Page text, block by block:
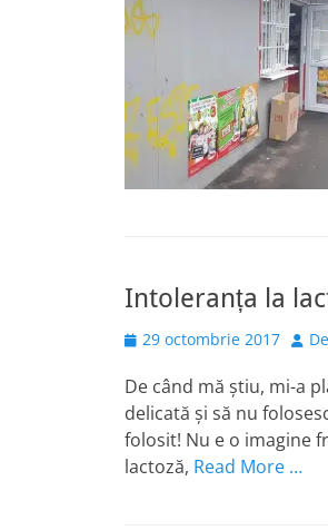
Intoleranța la
Posted
29 octombrie 2017
De când mă știu, mi-a
delicată și să nu
folosit! Nu e o imagine
lactoză, Read More …